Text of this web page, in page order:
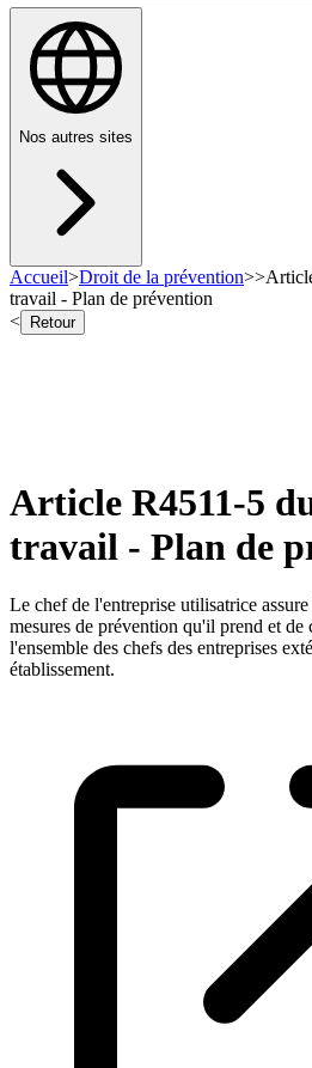
Nos autres sites
Accueil>Droit de la prévention>>
travail - Plan de prévention
<
Retour
Article R4511-5
travail - Plan de
Le chef de l'entreprise utilisatrice
mesures de prévention qu'il prend et de
l'ensemble des chefs des entreprises
établissement.